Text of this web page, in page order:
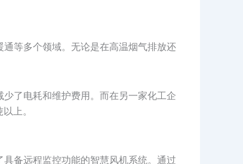
等多个领域。无论是在高温烟气排放还
了电耗和维护费用。而在另一家化工企
上。
备远程监控功能的智慧风机系统。通过